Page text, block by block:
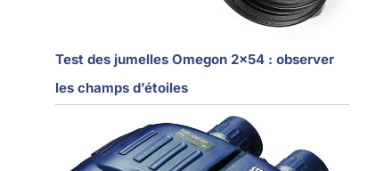
Test des jumelles Omegon 2×54 : observer
les champs d’étoiles